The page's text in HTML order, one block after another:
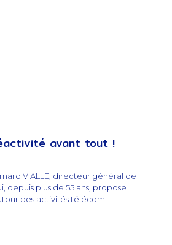
avant tout !
VIALLE, directeur général de
depuis plus de 55 ans, propose
des activités télécom,